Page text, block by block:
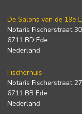
De Salons van de 19e
Notaris Fischerstraat 30
6711 BD Ede
Nederland
Fischerhuis
Notaris Fischerstraat 27
6711 BB Ede
Nederland